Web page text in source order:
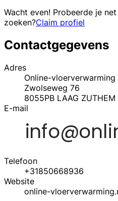
Wacht even! Probeerde je
zoeken?Claim profiel
Contactgegevens
Adres
Online-vloerverwarming
Zwolseweg 76
8055PB LAAG ZUTHEM
E-mail
Telefoon
+31850668936
Website
online-